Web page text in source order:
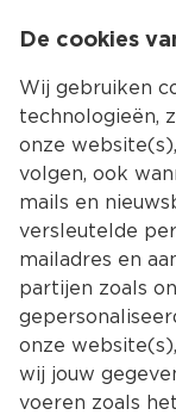
Terug
De cookies
Wij gebruiken
technologieën,
onze
volgen, ook
mails en
versleutelde
mailadres en
partijen zoals
onze
wij jouw
voeren zoals